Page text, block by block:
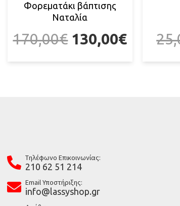
Φορεματάκι βάπτισης
Ναταλία
170,00€ 130,00€
Tηλέφωνο Επικοινωνίας:
210 62 51 214
Email Υποστήριξης:
info@lassyshop.gr